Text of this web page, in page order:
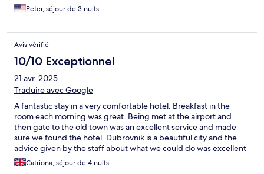
Peter, séjour de 3 nuits
Avis vérifié
10/10 Exceptionnel
21 avr. 2025
Traduire avec Google
A fantastic stay in a very comfortable hotel. Breakfast in the
room each morning was great. Being met at the airport and
then gate to the old town was an excellent service and made
sure we found the hotel. Dubrovnik is a beautiful city and the
advice given by the staff about what we could do was excellent
as was the restaurant recommendation.
Catriona, séjour de 4 nuits